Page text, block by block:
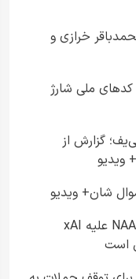
خرازی و
برای این کدهای ملی شارژ
گزارش از
شان+ ویدیو
وزارت دادگستری آمریکا: شکایت NAACP علیه xAI
است